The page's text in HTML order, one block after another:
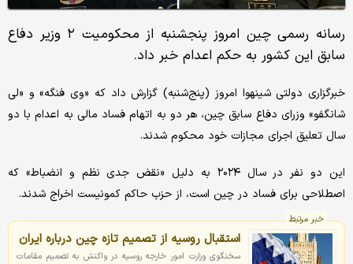
رسانه‌ رسمی چین امروز پنجشنبه از محکومیت ۲ وزیر دفاع
سابق این کشور به حکم اعدام خبر داد.
خبرگزاری دولتی شینهوا امروز (پنج‌شنبه) گزارش داد که «وی فنگه» و «لی
شانگفو» وزرای دفاع سابق چین، هر دو به اتهام فساد مالی به اعدام با دو
سال تعلیق اجرای مجازات خود محکوم شدند.
این دو نفر در سال ۲۰۲۴ به دلیل «نقض جدی نظم و انضباط» که
اصطلاحی برای فساد در چین است، از حزب حاکم کمونیست اخراج شدند.
خبر مرتبط
استقبال روسیه از تصمیم تازه چین درباره ایران
سخنگوی وزارت امور خارجه روسیه در واکنش به تصمیم مقامات